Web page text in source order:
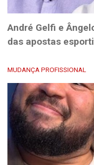
André Gelfi e
das apostas
MUDANÇA PROFISSIONAL